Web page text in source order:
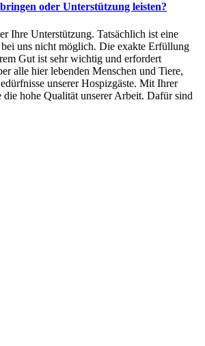
oder Unterstützung leisten?
Ihre Unterstützung. Tatsächlich ist eine
uns nicht möglich. Die exakte Erfüllung
Gut ist sehr wichtig und erfordert
alle hier lebenden Menschen und Tiere,
unserer Hospizgäste. Mit Ihrer
die hohe Qualität unserer Arbeit. Dafür sind